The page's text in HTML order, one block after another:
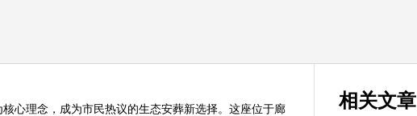
心理念，成为市民热议的生态安葬新选择。这座位于廊
相关文章